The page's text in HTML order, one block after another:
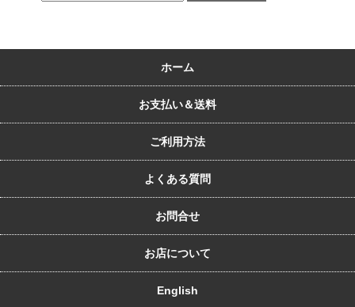
ホーム
お支払い＆送料
ご利用方法
よくある質問
お問合せ
お店について
English